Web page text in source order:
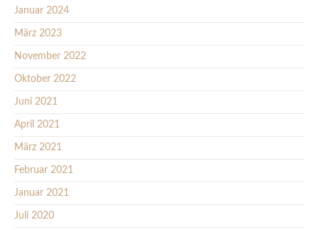
Januar 2024
März 2023
November 2022
Oktober 2022
Juni 2021
April 2021
März 2021
Februar 2021
Januar 2021
Juli 2020